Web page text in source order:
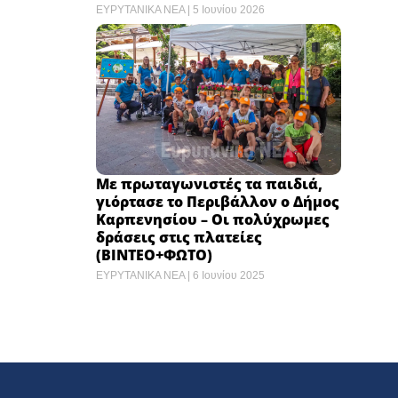
ΕΥΡΥΤΑΝΙΚΑ ΝΕΑ 5 Ιουνίου 2026
Με πρωταγωνιστές τα παιδιά,
γιόρτασε το Περιβάλλον ο Δήμος
Καρπενησίου – Οι πολύχρωμες
δράσεις στις πλατείες
(ΒΙΝΤΕΟ+ΦΩΤΟ)
ΕΥΡΥΤΑΝΙΚΑ ΝΕΑ 6 Ιουνίου 2025